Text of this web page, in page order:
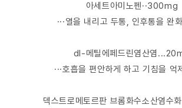
아세트아미노펜··300mg
···열을 내리고 두통, 인후통을 완
dl-메틸에페드린염산염
···호흡을 편안하게 하고 기침을 억
덱스트로메토르판 브롬화수소산염수